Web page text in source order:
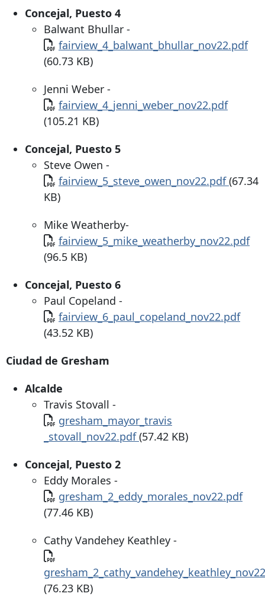
Concejal, Puesto 4
Balwant Bhullar -
Documento
fairview_4_balwant_bhullar_nov22.pdf
(60.73 KB)
Jenni Weber -
Documento
fairview_4_jenni_weber_nov22.pdf
(105.21 KB)
Concejal, Puesto 5
Steve Owen -
Documento
fairview_5_steve_owen_nov22.pdf(67.34
KB)
Mike Weatherby-
Documento
fairview_5_mike_weatherby_nov22.pdf
(96.5 KB)
Concejal, Puesto 6
Paul Copeland -
Documento
fairview_6_paul_copeland_nov22.pdf
(43.52 KB)
Ciudad de Gresham
Alcalde
Travis Stovall -
Documento
gresham_mayor_travis
_stovall_nov22.pdf(57.42 KB)
Concejal, Puesto 2
Eddy Morales -
Documento
gresham_2_eddy_morales_nov22.pdf
(77.46 KB)
Cathy Vandehey Keathley -
Documento
(76.23 KB)